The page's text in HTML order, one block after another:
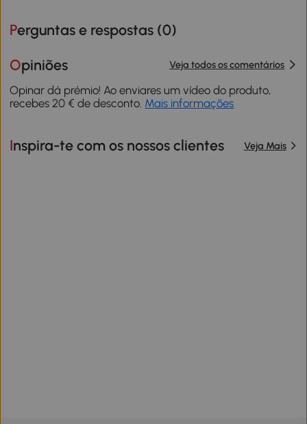
Perguntas e respostas (0)
Opiniões Veja todos os comentários
Opinar dá prémio! Ao enviares um vídeo do produto,
recebes 20 € de desconto. Mais informações
Inspira-te com os nossos clientes Veja Mais